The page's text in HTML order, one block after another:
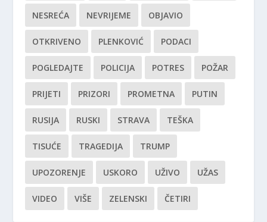
NESREĆA NEVRIJEME OBJAVIO
OTKRIVENO PLENKOVIĆ PODACI
POGLEDAJTE POLICIJA POTRES POŽAR
PRIJETI PRIZORI PROMETNA PUTIN
RUSIJA RUSKI STRAVA TEŠKA
TISUĆE TRAGEDIJA TRUMP
UPOZORENJE USKORO UŽIVO UŽAS
VIDEO VIŠE ZELENSKI ČETIRI